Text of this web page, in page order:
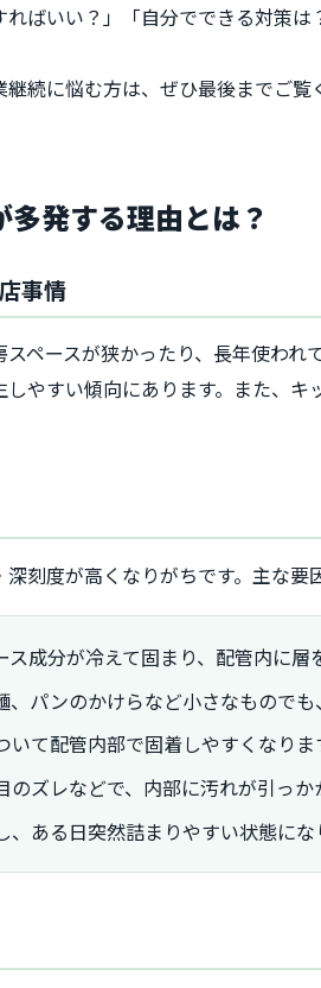
ればいい？」「自分でできる対策
続に悩む方は、ぜひ最後までご覧
発する理由とは？
事情
ペースが狭かったり、長年使わ
やすい傾向にあります。また、
刻度が高くなりがちです。主な要
ス成分が冷えて固まり、配管内に層
、パンのかけらなど小さなものでも
て配管内部で固着しやすくなりま
のズレなどで、内部に汚れが引っか
、ある日突然詰まりやすい状態にな